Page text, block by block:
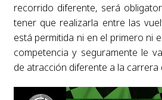
recorrido diferente, será
tener que realizarla entre las
está permitida ni en el primero ni
competencia y seguramente le
de atracción diferente a la carrera